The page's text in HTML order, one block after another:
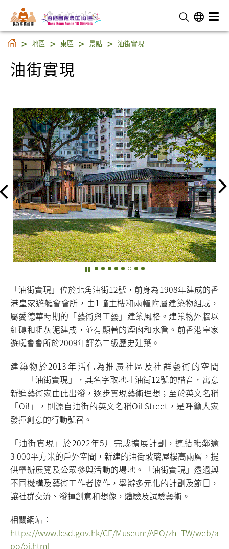
民 政 事 務 總 署
油街實現
地區 東區 景點 油街實現
油街實現
「油街實現」位於北角油街12號，前身為1908年建成的香
港皇家遊艇會會所，由1幢主樓和兩幢附屬建築物組成，
屬愛德華時期的「藝術與工藝」建築風格。建築物外牆以
紅磚和粗灰泥建成，並有顯著的煙囪和水管。前香港皇家
遊艇會會所於2009年評為二級歷史建築。
建築物於2013年活化為推廣社區及社群藝術的空間
──「油街實現」，其名字取地址油街12號的諧音，寓意
新進藝術家由此出發，逐步實現藝術理想；至於英文名稱
「Oi!」，則源自油街的英文名稱Oil Street，是呼籲大家
發揮創意的行動號召。
「油街實現」於2022年5月完成擴展計劃，連結毗鄰逾
3 000平方米的戶外空間，新建的油街玻璃屋樓高兩層，提
供舉辦展覽及公眾參與活動的場地。「油街實現」透過與
不同機構及藝術工作者協作，舉辦多元化的計劃及節目，
讓社群交流、發揮創意和想像，體驗及試驗藝術。
相關網站：
https://www.lcsd.gov.hk/CE/Museum/APO/zh_TW/web/a
po/oi.html